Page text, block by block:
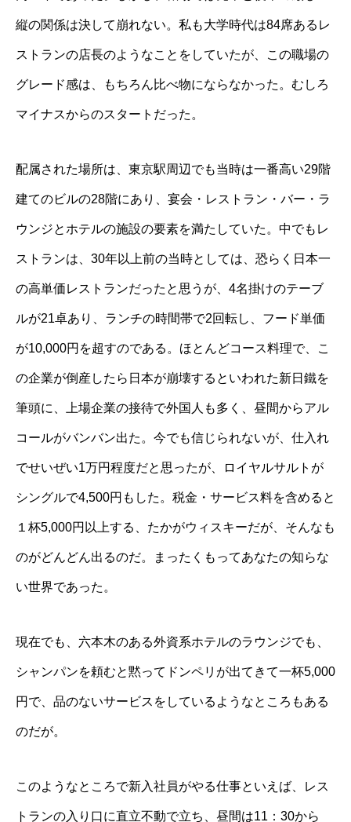
縦の関係は決して崩れない。私も大学時代は84席あるレ
ストランの店長のようなことをしていたが、この職場の
グレード感は、もちろん比べ物にならなかった。むしろ
マイナスからのスタートだった。
配属された場所は、東京駅周辺でも当時は一番高い29階
建てのビルの28階にあり、宴会・レストラン・バー・ラ
ウンジとホテルの施設の要素を満たしていた。中でもレ
ストランは、30年以上前の当時としては、恐らく日本一
の高単価レストランだったと思うが、4名掛けのテーブ
ルが21卓あり、ランチの時間帯で2回転し、フード単価
が10,000円を超すのである。ほとんどコース料理で、こ
の企業が倒産したら日本が崩壊するといわれた新日鐵を
筆頭に、上場企業の接待で外国人も多く、昼間からアル
コールがバンバン出た。今でも信じられないが、仕入れ
でせいぜい1万円程度だと思ったが、ロイヤルサルトが
シングルで4,500円もした。税金・サービス料を含めると
１杯5,000円以上する、たかがウィスキーだが、そんなも
のがどんどん出るのだ。まったくもってあなたの知らな
い世界であった。
現在でも、六本木のある外資系ホテルのラウンジでも、
シャンパンを頼むと黙ってドンペリが出てきて一杯5,000
円で、品のないサービスをしているようなところもある
のだが。
このようなところで新入社員がやる仕事といえば、レス
トランの入り口に直立不動で立ち、昼間は11：30から